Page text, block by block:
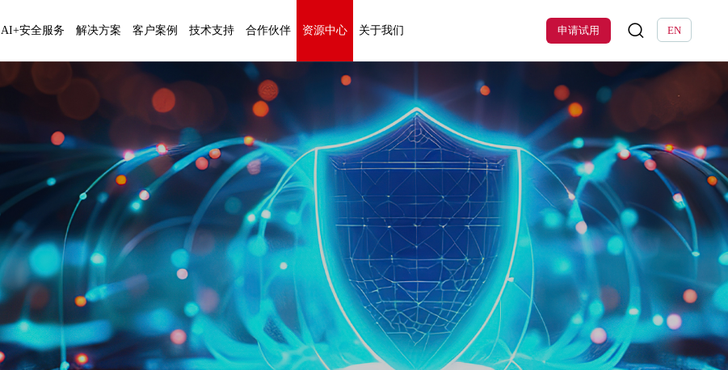
AI+安全服务 解决方案 客户案例 技术支持 合作伙伴 资源中心 关于我们 EN
申请试用